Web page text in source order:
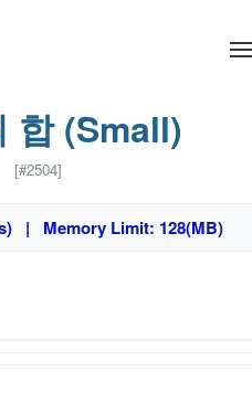
합 (Small)
[#2504]
| Memory Limit: 128(MB)